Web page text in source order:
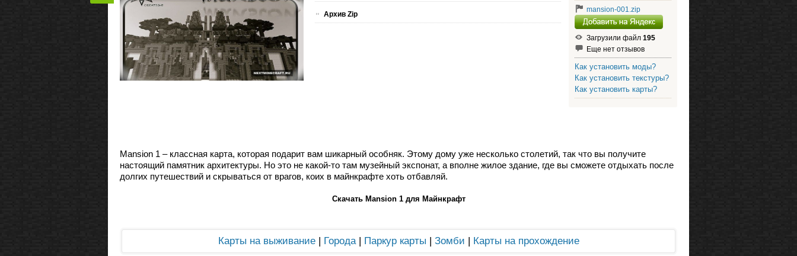
Архив Zip
mansion-001.zip
Загрузили файл 195
Еще нет отзывов
Как установить моды?
Как установить текстуры?
Как установить карты?
Mansion 1 – классная карта, которая подарит вам шикарный особняк. Этому дому уже несколько столетий, так что вы получите
настоящий памятник архитектуры. Но это не какой-то там музейный экспонат, а вполне жилое здание, где вы сможете отдыхать после
долгих путешествий и скрываться от врагов, коих в майнкрафте хоть отбавляй.
Скачать Mansion 1 для Майнкрафт
Карты на выживание| Города| Паркур карты | Зомби | Карты на прохождение